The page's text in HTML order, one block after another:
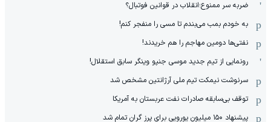
ضربه سر ممنوع؛انقلاب در قوانین فوتبال؟
به خودم بمب می‌بندم تا مسی را منفجر کنم!
نفتی‌ها دومین مهاجم را هم خریدند!
رونمایی از تیم جدید موسی جنپو وینگر سابق استقلال!
سرنوشت نیمکت تیم ملی آرژانتین مشخص شد
توقف بی‌سابقه صادرات نفت عربستان به آمریکا
پیشنهاد ۱۵۰ میلیون یورویی برای پرز گران تمام شد